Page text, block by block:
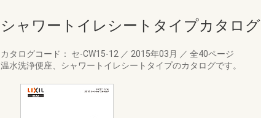
シャワートイレシートタイプカタログ
カタログコード： セ-CW15-12 ／ 2015年03月 ／ 全40ページ
温水洗浄便座、シャワートイレシートタイプのカタログです。